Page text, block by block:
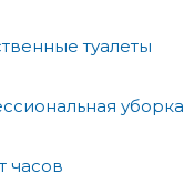
туалеты
уборка
часов